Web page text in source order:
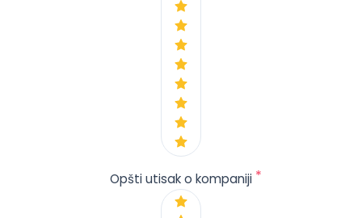
Opšti utisak o kompaniji *